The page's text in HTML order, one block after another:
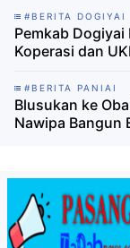
#BERITA DOGIYAI
Pemkab
Koperasi dan
#BERITA PANIAI
Blusukan ke
Nawipa Bangun